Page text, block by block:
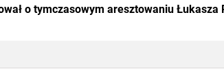
o tymczasowym aresztowaniu